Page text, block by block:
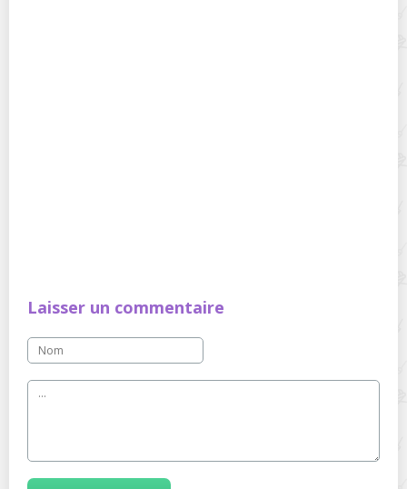
Laisser un commentaire